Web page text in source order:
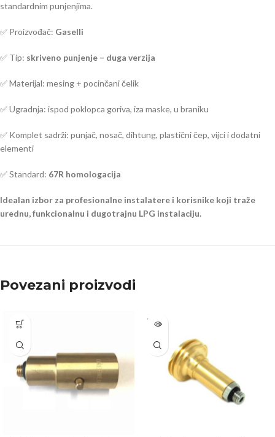
standardnim punjenjima.
✅ Proizvođač: Gaselli
✅ Tip: skriveno punjenje – duga verzija
✅ Materijal: mesing + pocinčani čelik
✅ Ugradnja: ispod poklopca goriva, iza maske, u braniku
✅ Komplet sadrži: punjač, nosač, dihtung, plastični čep, vijci i dodatni
elementi
✅ Standard: 67R homologacija
Idealan izbor za profesionalne instalatere i korisnike koji traže
urednu, funkcionalnu i dugotrajnu LPG instalaciju.
Povezani proizvodi
SOLD
OUT